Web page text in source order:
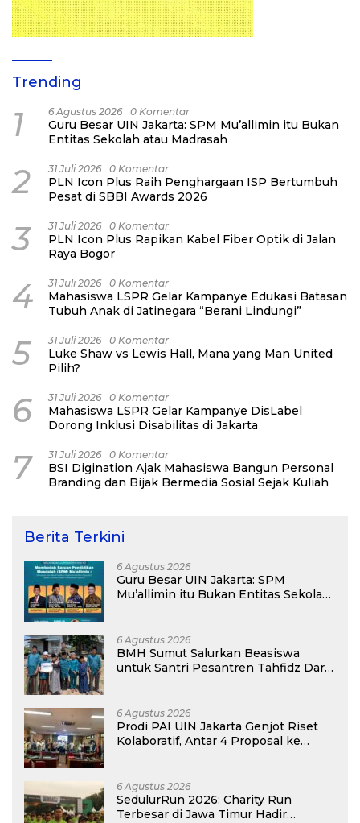
Trending
1 6 Agustus 2026 0 Komentar
Guru Besar UIN Jakarta: SPM Mu’allimin itu Bukan
Entitas Sekolah atau Madrasah
2 31 Juli 2026 0 Komentar
PLN Icon Plus Raih Penghargaan ISP Bertumbuh
Pesat di SBBI Awards 2026
3 31 Juli 2026 0 Komentar
PLN Icon Plus Rapikan Kabel Fiber Optik di Jalan
Raya Bogor
4 31 Juli 2026 0 Komentar
Mahasiswa LSPR Gelar Kampanye Edukasi Batasan
Tubuh Anak di Jatinegara “Berani Lindungi”
5 31 Juli 2026 0 Komentar
Luke Shaw vs Lewis Hall, Mana yang Man United
Pilih?
6 31 Juli 2026 0 Komentar
Mahasiswa LSPR Gelar Kampanye DisLabel
Dorong Inklusi Disabilitas di Jakarta
7 31 Juli 2026 0 Komentar
BSI Digination Ajak Mahasiswa Bangun Personal
Branding dan Bijak Bermedia Sosial Sejak Kuliah
Berita Terkini
6 Agustus 2026
Guru Besar UIN Jakarta: SPM
Mu’allimin itu Bukan Entitas Sekolah
6 Agustus 2026
BMH Sumut Salurkan Beasiswa
untuk Santri Pesantren Tahfidz Darul
6 Agustus 2026
Prodi PAI UIN Jakarta Genjot Riset
Kolaboratif, Antar 4 Proposal ke
6 Agustus 2026
SedulurRun 2026: Charity Run
Terbesar di Jawa Timur Hadir